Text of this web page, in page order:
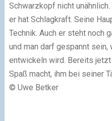
Schwarzkopf nicht
er hat Schlagkraft. Seine
Technik. Auch er steht noch
und man darf gespannt
entwickeln wird. Bereits
Spaß macht, ihm bei seiner
© Uwe Betker